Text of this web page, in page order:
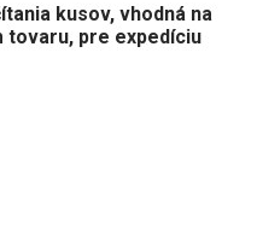
kusov, vhodná na
tovaru, pre expedíciu